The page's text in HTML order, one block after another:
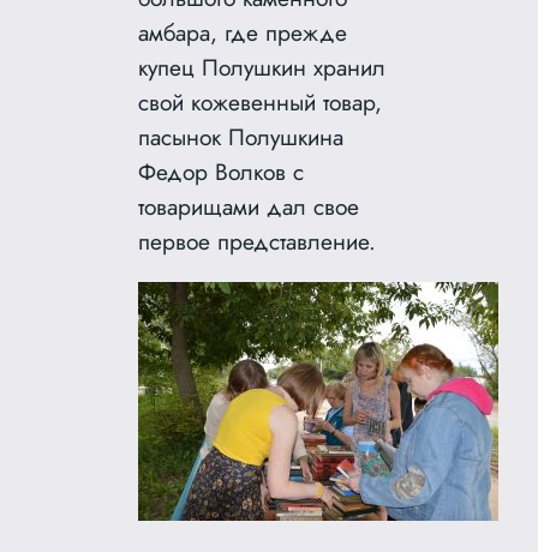
амбара, где прежде
купец Полушкин хранил
свой кожевенный товар,
пасынок Полушкина
Федор Волков с
товарищами дал свое
первое представление.